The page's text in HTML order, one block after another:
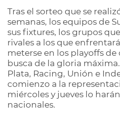
Tras el sorteo que se
semanas, los equipos de
sus fixtures, los grupos
rivales a los que
meterse en los playoffs
busca de la gloria
Plata, Racing, Unión e
comienzo a la
miércoles y jueves lo
nacionales.